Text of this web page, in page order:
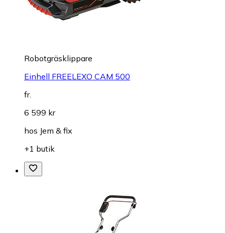
Robotgräsklippare
Einhell FREELEXO CAM 500
fr.
6 599 kr
hos Jem & fix
+1 butik